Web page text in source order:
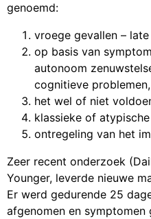
genoemd:
vroege gevallen –
op basis van
autonoom
cognitieve
het wel of niet
klassieke of atypische
ontregeling van het
Zeer recent onderzoek
Younger, leverde nieuwe
Er werd gedurende 25
afgenomen en